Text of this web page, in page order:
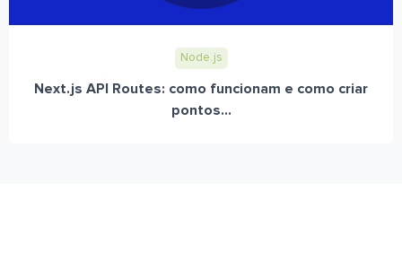
Node.js
Next.js API Routes: como funcionam e como criar
pontos...